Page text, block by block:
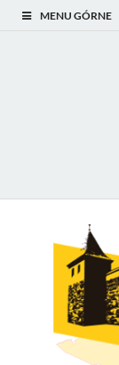
MENU GÓRNE